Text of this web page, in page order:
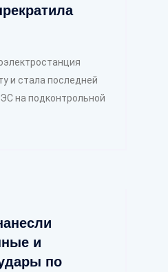
и стала последней
на подконтрольной
и
по